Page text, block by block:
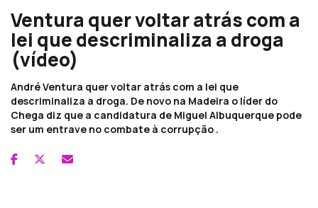
Ventura quer voltar atrás com a
lei que descriminaliza a droga
(vídeo)
André Ventura quer voltar atrás com a lei que
descriminaliza a droga. De novo na Madeira o líder do
Chega diz que a candidatura de Miguel Albuquerque pode
ser um entrave no combate à corrupção .